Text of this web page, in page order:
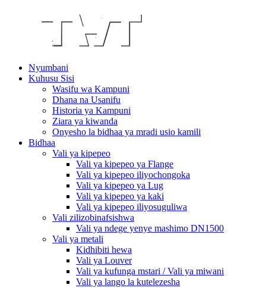
Nyumbani
Kuhusu Sisi
Wasifu wa Kampuni
Dhana na Usanifu
Historia ya Kampuni
Ziara ya kiwanda
Onyesho la bidhaa ya mradi usio kamili
Bidhaa
Vali ya kipepeo
Vali ya kipepeo ya Flange
Vali ya kipepeo iliyochongoka
Vali ya kipepeo ya Lug
Vali ya kipepeo ya kaki
Vali ya kipepeo iliyosuguliwa
Vali zilizobinafsishwa
Vali ya ndege yenye mashimo DN1500
Vali ya metali
Kidhibiti hewa
Vali ya Louver
Vali ya kufunga mstari / Vali ya miwani
Vali ya lango la kutelezesha